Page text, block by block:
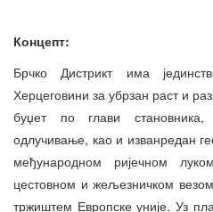
Концепт:
Брчко Дистрикт има
Херцеговини за убрзан раст и
буџет по глави становника,
одлучивање, као и изванредан
међународном ријечном
цестовном и жељезничком
тржиштем Европске уније. Уз